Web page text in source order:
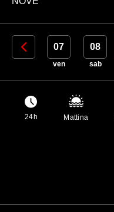
06 07
ven
08
sab
24h Mattina